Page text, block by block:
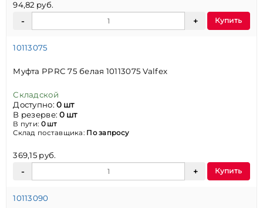
94,82 руб.
Купить
10113075
Муфта PPRC 75 белая 10113075 Valfex
Складской
Доступно:0 шт
В резерве:0 шт
В пути: 0 шт
Склад поставщика: По запросу
369,15 руб.
Купить
10113090